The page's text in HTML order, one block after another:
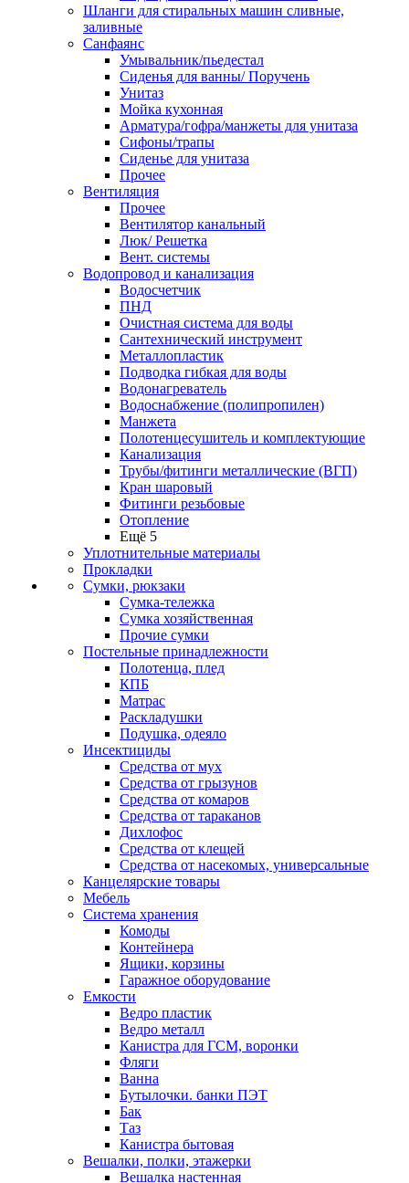
Шланги для стиральных машин сливные,
заливные
Санфаянс
Умывальник/пьедестал
Сиденья для ванны/ Поручень
Унитаз
Мойка кухонная
Арматура/гофра/манжеты для унитаза
Сифоны/трапы
Сиденье для унитаза
Прочее
Вентиляция
Прочее
Вентилятор канальный
Люк/ Решетка
Вент. системы
Водопровод и канализация
Водосчетчик
ПНД
Очистная система для воды
Сантехнический инструмент
Металлопластик
Подводка гибкая для воды
Водонагреватель
Водоснабжение (полипропилен)
Манжета
Полотенцесушитель и комплектующие
Канализация
Трубы/фитинги металлические (ВГП)
Кран шаровый
Фитинги резьбовые
Отопление
Ещё 5
Уплотнительные материалы
Прокладки
Сумки, рюкзаки
Сумка-тележка
Сумка хозяйственная
Прочие сумки
Постельные принадлежности
Полотенца, плед
КПБ
Матрас
Раскладушки
Подушка, одеяло
Инсектициды
Средства от мух
Средства от грызунов
Средства от комаров
Средства от тараканов
Дихлофос
Средства от клещей
Средства от насекомых, универсальные
Канцелярские товары
Мебель
Система хранения
Комоды
Контейнера
Ящики, корзины
Гаражное оборудование
Емкости
Ведро пластик
Ведро металл
Канистра для ГСМ, воронки
Фляги
Ванна
Бутылочки. банки ПЭТ
Бак
Таз
Канистра бытовая
Вешалки, полки, этажерки
Вешалка настенная